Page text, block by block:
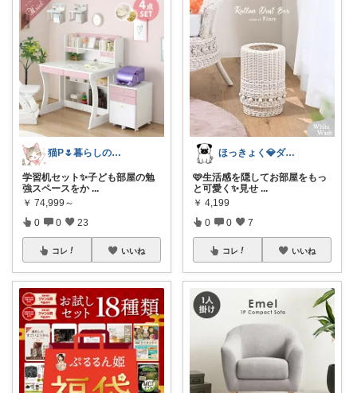
猫P🌷暮らしの中で見つけたお気に入り
学習机セット✨子ども部屋の勉
強スペースをか ...
￥ 74,999～
0 0 23
コレ いいね
ほっきょく💎ダイヤモンド会員💎
🩷生活感を隠してお部屋をもっ
と可愛く✨見せ ...
￥ 4,199
0 0 7
コレ いいね